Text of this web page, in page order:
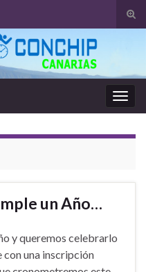
el
la
un Año…
y queremos celebrarlo
una inscripción